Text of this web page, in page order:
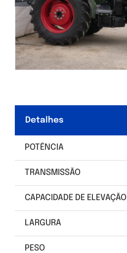
Detalhes
POTÊNCIA
TRANSMISSÃO
CAPACIDADE DE ELEVAÇÃO
LARGURA
PESO